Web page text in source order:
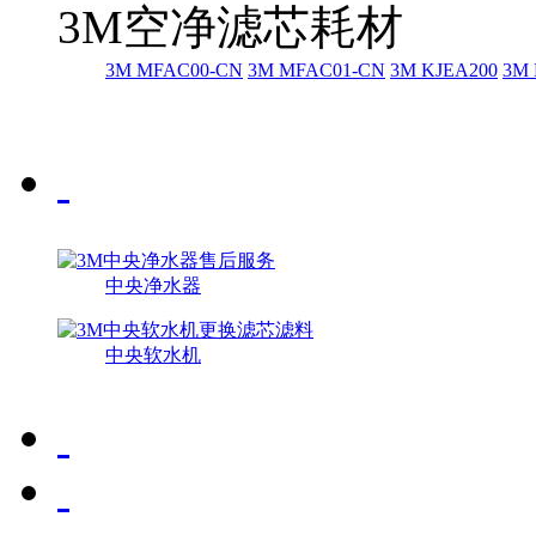
3M空净滤芯耗材
3M MFAC00-CN 3M MFAC01-CN 3M KJEA200 3M
中央净水器
中央软水机